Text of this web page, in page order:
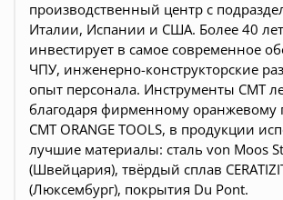
производственный центр с
Италии, Испании и США. Более 40
инвестирует в самое современное
ЧПУ, инженерно-конструкторские
опыт персонала. Инструменты СМТ
благодаря фирменному
CMT ORANGE TOOLS, в продукции
лучшие материалы: сталь von Moos
(Швейцария), твёрдый сплав
(Люксембург), покрытия Du Pont.